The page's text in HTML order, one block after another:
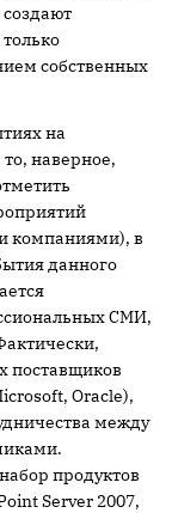
собственных
на
наверное,
компаниями), в
данного
СМИ,
поставщиков
Oracle),
между
продуктов
Server 2007,